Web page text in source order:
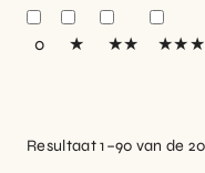
Resultaat 1–90 van de
0 ★ ★★ ★★★